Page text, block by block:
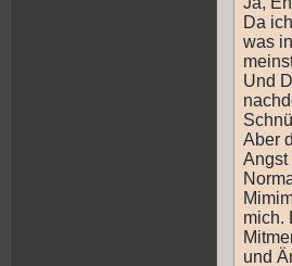
Da
was
Und
Aber
Angst
mich.
und